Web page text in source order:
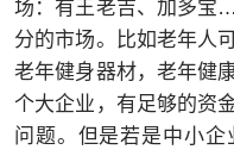
场：有王老吉、加多宝
分的市场。比如老年人
老年健身器材，老年健
个大企业，有足够的资
问题。但是若是中小